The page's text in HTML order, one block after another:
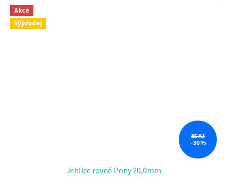
Akce
Výprodej
85 Kč
–30 %
Jehlice rovné Pony 20,0mm